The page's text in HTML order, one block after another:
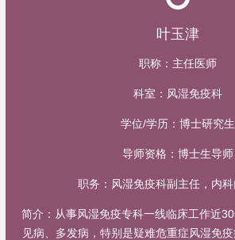
叶玉津
职称： 主任医师
科室： 风湿免疫科
学位/学历： 博士研究生
导师资格： 博士生导师
职务： 风湿免疫科副主任，内
简介： 从事风湿免疫专科一线临床工作近
见病、多发病，特别是疑难危重症风湿免